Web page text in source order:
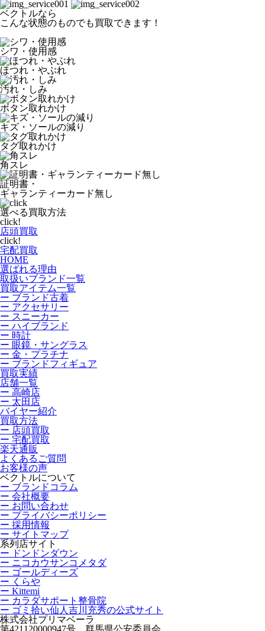
ベクトルなら
こんな状態のものでも買取できます！
シワ・使用感
ほつれ・やぶれ
汚れ・しみ
ボタン取れかけ
キズ・ソールの減り
タグ取れかけ
角スレ
証明書・
ギャランティーカード無し
選べる買取方法
click!
店頭買取
click!
宅配買取
HOME
選ばれる理由
取扱いブランド一覧
買取アイテム一覧
ー ブランド古着
ー アクセサリー
ー スニーカー
ー ハイブランド
ー 時計
ー 眼鏡・サングラス
ー 金・プラチナ
ー ブランドフィギュア
買取実績
店舗一覧
ー 高崎店
ー 太田店
バイヤー紹介
買取方法
ー 店頭買取
ー 宅配買取
楽天通販
よくあるご質問
お客様の声
ベクトルについて
ー ブランドコラム
ー 会社概要
ー お問い合わせ
ー プライバシーポリシー
ー 採用情報
ー サイトマップ
系列店サイト
ー ドンドンダウン
ー ニコカウサンコメタダ
ー ゴールディーズ
ー くらや
ー Kittemi
ー カラダサポート整骨院
ー ゴミ拾い仙人吉川充秀の公式サイト
株式会社プリマベーラ
第421120000947号 群馬県公安委員会